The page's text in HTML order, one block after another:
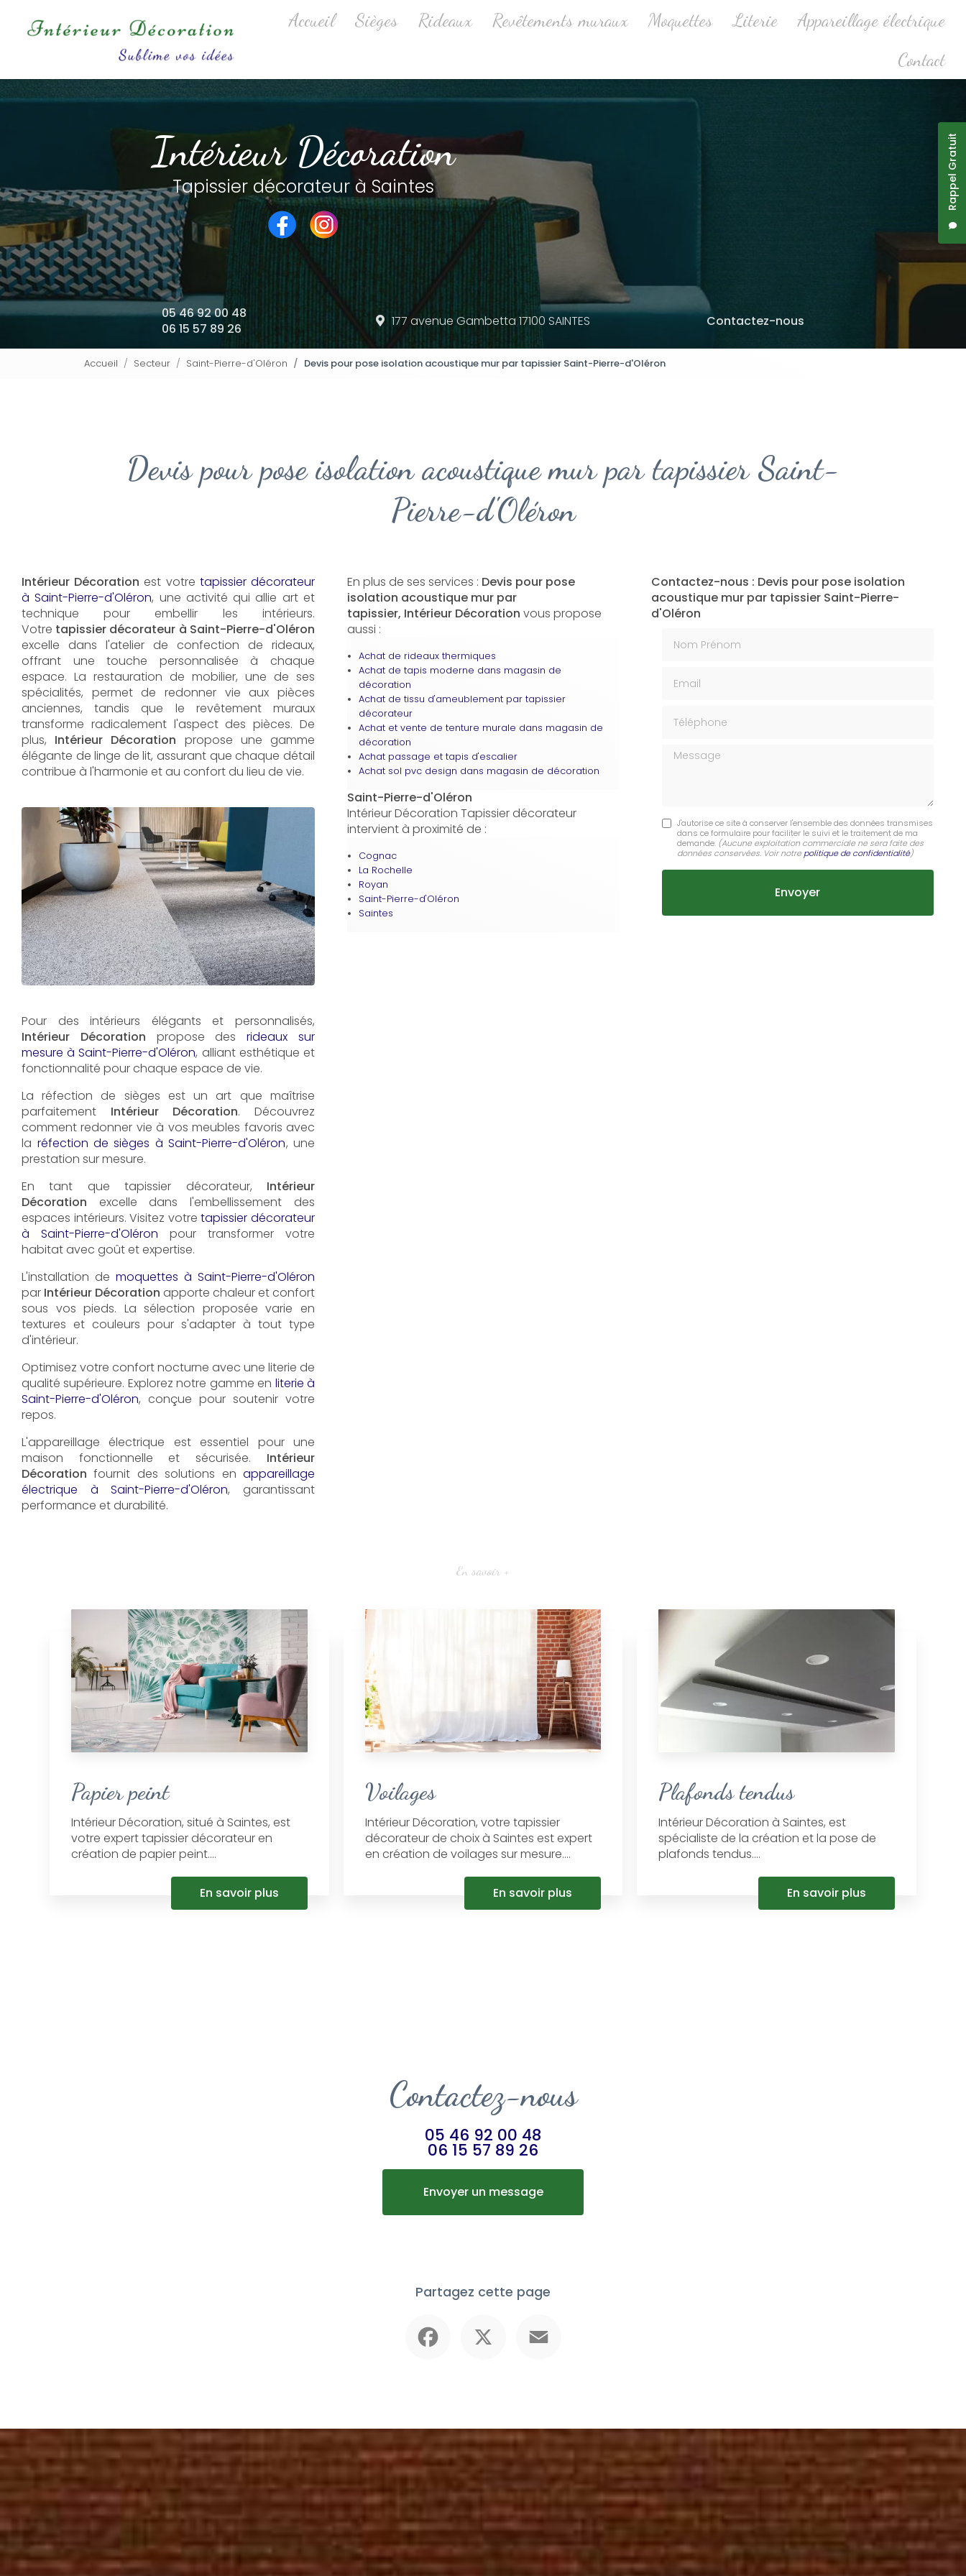
contenu
Rappel Gratuit
Accueil Sièges Rideaux Revêtements muraux Moquettes Literie
Appareillage électrique
Contact
Intérieur Décoration
Tapissier décorateur à Saintes
05 46 92 00 48
06 15 57 89 26
177 avenue Gambetta 17100 SAINTES Contactez-nous
Accueil Secteur Saint-Pierre-d'Oléron Devis pour pose isolation acoustique mur par tapissier Saint-Pierre-d'Oléron
Devis pour pose isolation acoustique mur par tapissier Saint-
Pierre-d'Oléron
Intérieur Décoration est votre tapissier décorateur
à Saint-Pierre-d'Oléron, une activité qui allie art et
technique pour embellir les intérieurs.
Votre tapissier décorateur à Saint-Pierre-d'Oléron
excelle dans l'atelier de confection de rideaux,
offrant une touche personnalisée à chaque
espace. La restauration de mobilier, une de ses
spécialités, permet de redonner vie aux pièces
anciennes, tandis que le revêtement muraux
transforme radicalement l'aspect des pièces. De
plus, Intérieur Décoration propose une gamme
élégante de linge de lit, assurant que chaque détail
contribue à l'harmonie et au confort du lieu de vie.
Pour des intérieurs élégants et personnalisés,
Intérieur Décoration propose desrideaux sur
mesure à Saint-Pierre-d'Oléron, alliant esthétique et
fonctionnalité pour chaque espace de vie.
La réfection de sièges est un art que maîtrise
parfaitement Intérieur Décoration. Découvrez
comment redonner vie à vos meubles favoris avec
la réfection de sièges à Saint-Pierre-d'Oléron, une
prestation sur mesure.
En tant que tapissier décorateur, Intérieur
Décoration excelle dans l'embellissement des
espaces intérieurs. Visitez votretapissier décorateur
à Saint-Pierre-d'Oléron pour transformer votre
habitat avec goût et expertise.
L'installation de moquettes à Saint-Pierre-d'Oléron
par Intérieur Décoration apporte chaleur et confort
sous vos pieds. La sélection proposée varie en
textures et couleurs pour s'adapter à tout type
d'intérieur.
Optimisez votre confort nocturne avec une literie de
qualité supérieure. Explorez notre gamme en literie à
Saint-Pierre-d'Oléron, conçue pour soutenir votre
repos.
L'appareillage électrique est essentiel pour une
maison fonctionnelle et sécurisée. Intérieur
Décoration fournit des solutions en appareillage
électrique à Saint-Pierre-d'Oléron, garantissant
performance et durabilité.
En plus de ses services : Devis pour pose
isolation acoustique mur par
tapissier, Intérieur Décoration vous propose
aussi :
Achat de rideaux thermiques
Achat de tapis moderne dans magasin de
décoration
Achat de tissu d'ameublement par tapissier
décorateur
Achat et vente de tenture murale dans magasin de
décoration
Achat passage et tapis d'escalier
Achat sol pvc design dans magasin de décoration
Saint-Pierre-d'Oléron
Intérieur Décoration Tapissier décorateur
intervient à proximité de :
Cognac
La Rochelle
Royan
Saint-Pierre-d'Oléron
Saintes
Contactez-nous : Devis pour pose isolation
acoustique mur par tapissier Saint-Pierre-
d'Oléron
Message
J'autorise ce site à conserver l'ensemble des données transmises
dans ce formulaire pour faciliter le suivi et le traitement de ma
demande. (Aucune exploitation commerciale ne sera faite des
données conservées. Voir notrepolitique de confidentialité)
En savoir +
Papier peint
Intérieur Décoration, situé à Saintes, est
votre expert tapissier décorateur en
création de papier peint....
En savoir plus
Voilages
Intérieur Décoration, votre tapissier
décorateur de choix à Saintes est expert
en création de voilages sur mesure....
En savoir plus
Plafonds tendus
Intérieur Décoration à Saintes, est
spécialiste de la création et la pose de
plafonds tendus....
En savoir plus
Contactez-nous
05 46 92 00 48
06 15 57 89 26
Envoyer un message
Partagez cette page